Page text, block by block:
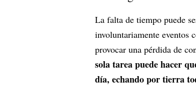
La falta de tiempo puede
involuntariamente eventos
provocar una pérdida de
sola tarea puede hacer
día, echando por tierra